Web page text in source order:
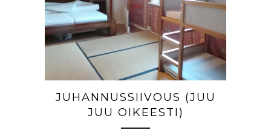
JUHANNUSSIIVOUS (JUU
JUU OIKEESTI)